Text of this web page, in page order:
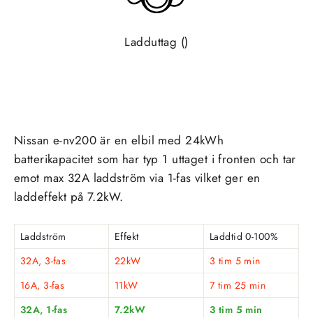
Ladduttag ()
Nissan e-nv200är en elbil med24kWh
batterikapacitet som har typ 1 uttaget ifronten och tar
emot max 32A laddström via 1-fas vilket ger en
laddeffekt på 7.2kW.
Laddström Effekt
Laddtid 0-100%
32A, 3-fas
22kW
3 tim 5 min
16A, 3-fas
11kW
7 tim 25 min
32A, 1-fas
7.2kW
3 tim 5 min